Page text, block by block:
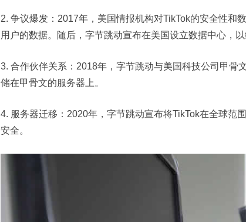
2. 争议爆发：2017年，美国情报机构对TikTok的安全性和
用户的数据。随后，字节跳动宣布在美国设立数据中心，以
3. 合作伙伴关系：2018年，字节跳动与美国科技公司甲骨
储在甲骨文的服务器上。
4. 服务器迁移：2020年，字节跳动宣布将TikTok在全球范
安全。